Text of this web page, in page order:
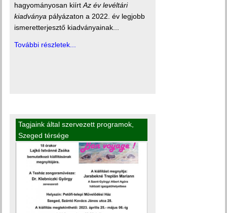
hagyományosan kiírtAz év levéltári
kiadványa pályázaton a 2022. év legjobb
ismeretterjesztő kiadványainak...
További részletek...
Tagjaink által szervezett programok
Szeged térsége